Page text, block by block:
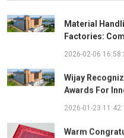
Material
Factories:
2026-02-06
Wijay
Awards For
2026-01-23
Warm